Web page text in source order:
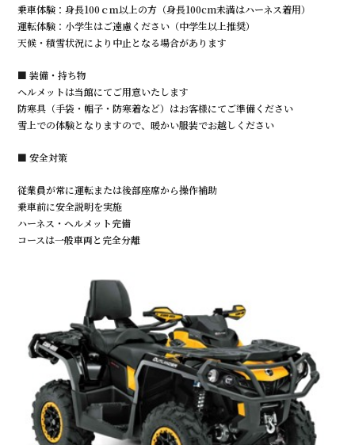
乗車体験：身長100ｃｍ以上の方（身長100cm未満はハーネス着用）
運転体験：小学生はご遠慮ください（中学生以上推奨）
天候・積雪状況により中止となる場合があります
■ 装備・持ち物
ヘルメットは当館にてご用意いたします
防寒具（手袋・帽子・防寒着など）はお客様にてご準備ください
雪上での体験となりますので、暖かい服装でお越しください
■ 安全対策
従業員が常に運転または後部座席から操作補助
乗車前に安全説明を実施
ハーネス・ヘルメット完備
コースは一般車両と完全分離